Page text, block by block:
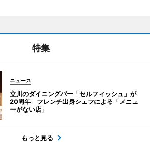
特集
ニュース
立川のダイニングバー「セルフィッシュ」が
20周年 フレンチ出身シェフによる「メニュ
ーがない店」
もっと見る